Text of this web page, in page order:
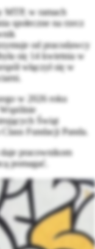
MTP, w ramach
społeczne na rzecz
od pracodawcy
się 14 kwietnia w
włączył się w
w 2026 roku
Świąt
Fundacji Panda.
pracownikom
pomagać.